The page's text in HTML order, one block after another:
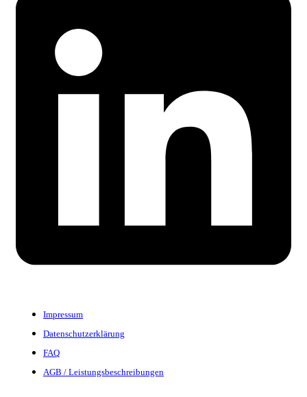
Impressum
Datenschutzerklärung
FAQ
AGB / Leistungsbeschreibungen